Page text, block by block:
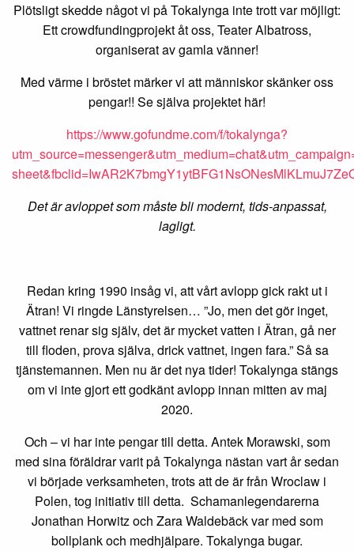
Plötsligt skedde något vi på Tokalynga inte trott var möjligt:
Ett crowdfundingprojekt åt oss, Teater Albatross,
organiserat av gamla vänner!
Med värme i bröstet märker vi att människor skänker oss
pengar!! Se själva projektet här!
https://www.gofundme.com/f/tokalynga?
Det är avloppet som måste bli modernt, tids-anpassat,
lagligt.
Redan kring 1990 insåg vi, att vårt avlopp gick rakt ut i
Ätran! Vi ringde Länstyrelsen… ”Jo, men det gör inget,
vattnet renar sig själv, det är mycket vatten i Ätran, gå ner
till floden, prova själva, drick vattnet, ingen fara.” Så sa
tjänstemannen. Men nu är det nya tider! Tokalynga stängs
om vi inte gjort ett godkänt avlopp innan mitten av maj
2020.
Och – vi har inte pengar till detta. Antek Morawski, som
med sina föräldrar varit på Tokalynga nästan vart år sedan
vi började verksamheten, trots att de är från Wroclaw i
Polen, tog initiativ till detta. Schamanlegendarerna
Jonathan Horwitz och Zara Waldebäck var med som
bollplank och medhjälpare. Tokalynga bugar.